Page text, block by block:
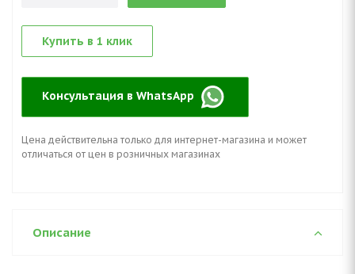
Купить в 1 клик
Консультация в WhatsApp
Цена действительна только для интернет-магазина и может
отличаться от цен в розничных магазинах
Описание